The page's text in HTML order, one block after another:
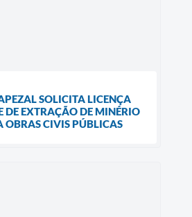
SOLICITA LICENÇA
DE EXTRAÇÃO DE MINÉRIO
OBRAS CIVIS PÚBLICAS